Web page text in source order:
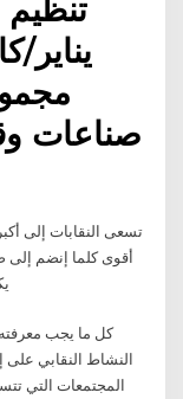
صناعات
تسعى النقابات إلى
أقوى كلما إنضم إلى
كل ما يجب معرفته
النشاط النقابي على
المجتمعات التي